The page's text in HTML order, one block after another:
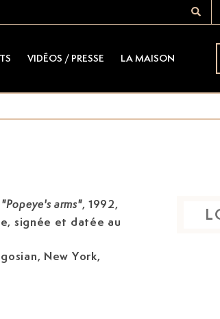
VIDÉOS / PRESSE LA MAISON
"Popeye's arms", 1992,
signée et datée au
New York,